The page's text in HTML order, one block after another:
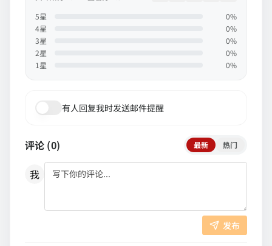
5星 0%
4星 0%
3星 0%
2星 0%
1 星 0%
有人回复我时发送邮件提醒
评论 (0) 最新 热门
我
发布